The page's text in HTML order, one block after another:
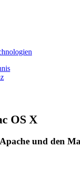
OS X
und den